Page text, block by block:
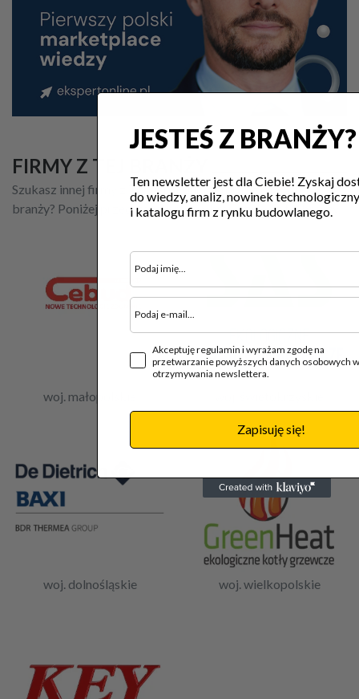
FIRMY Z TEJ BRANŻY
Szukasz innej firmy z Twojej okolicy, która działa w tej
branży? Poniżej przedstawiliśmy wybrane firmy z tej branży.
woj. małopolskie
woj. dolnośląskie woj. wielkopolskie
JESTEŚ Z BRANŻY?
Ten newsletter jest dla Ciebie! Zyskaj
do wiedzy, analiz, nowinek
i katalogu firm z rynku budowlanego.
Akceptuję regulamin i wyrażam zgodę na
przetwarzanie powyższych danych osobowych
otrzymywania newslettera.
Zapisuję się!